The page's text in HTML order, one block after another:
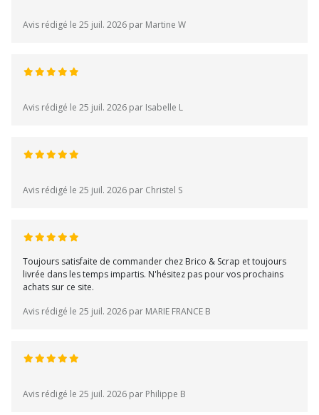
Avis rédigé le 25 juil. 2026 par Martine W
Avis rédigé le 25 juil. 2026 par Isabelle L
Avis rédigé le 25 juil. 2026 par Christel S
Toujours satisfaite de commander chez Brico & Scrap et toujours
livrée dans les temps impartis. N'hésitez pas pour vos prochains
achats sur ce site.
Avis rédigé le 25 juil. 2026 par MARIE FRANCE B
Avis rédigé le 25 juil. 2026 par Philippe B